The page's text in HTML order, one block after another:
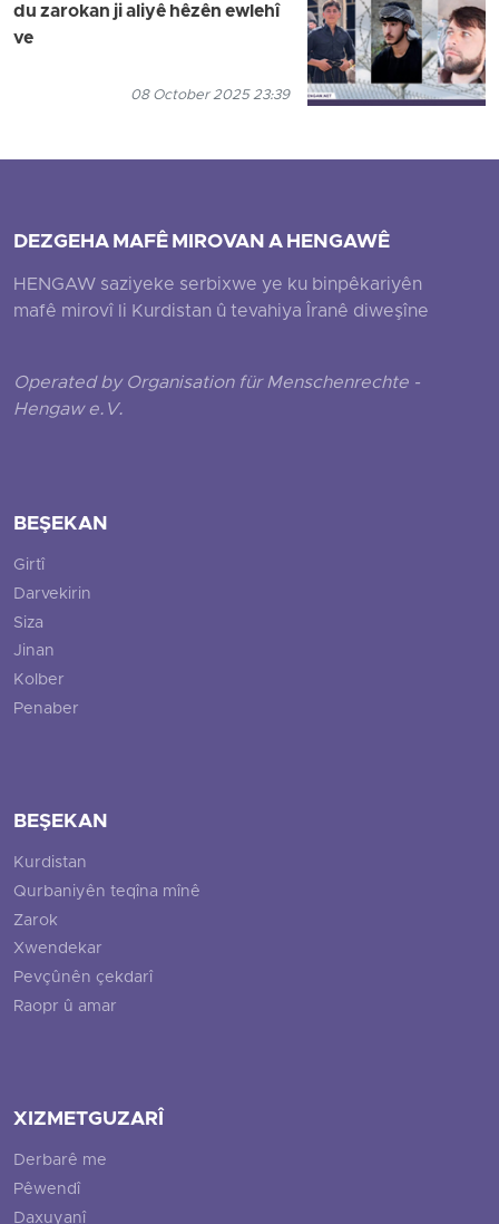
du zarokan ji aliyê hêzên ewlehî
ve
08 October 2025 23:39
DEZGEHA MAFÊ MIROVAN A HENGAWÊ
HENGAW saziyeke serbixwe ye ku binpêkariyên
mafê mirovî li Kurdistan û tevahiya Îranê diweşîne
Operated by Organisation für Menschenrechte -
Hengaw e.V.
BEŞEKAN
Girtî
Darvekirin
Siza
Jinan
Kolber
Penaber
BEŞEKAN
Kurdistan
Qurbaniyên teqîna mînê
Zarok
Xwendekar
Pevçûnên çekdarî
Raopr û amar
XIZMETGUZARÎ
Derbarê me
Pêwendî
Daxuyanî